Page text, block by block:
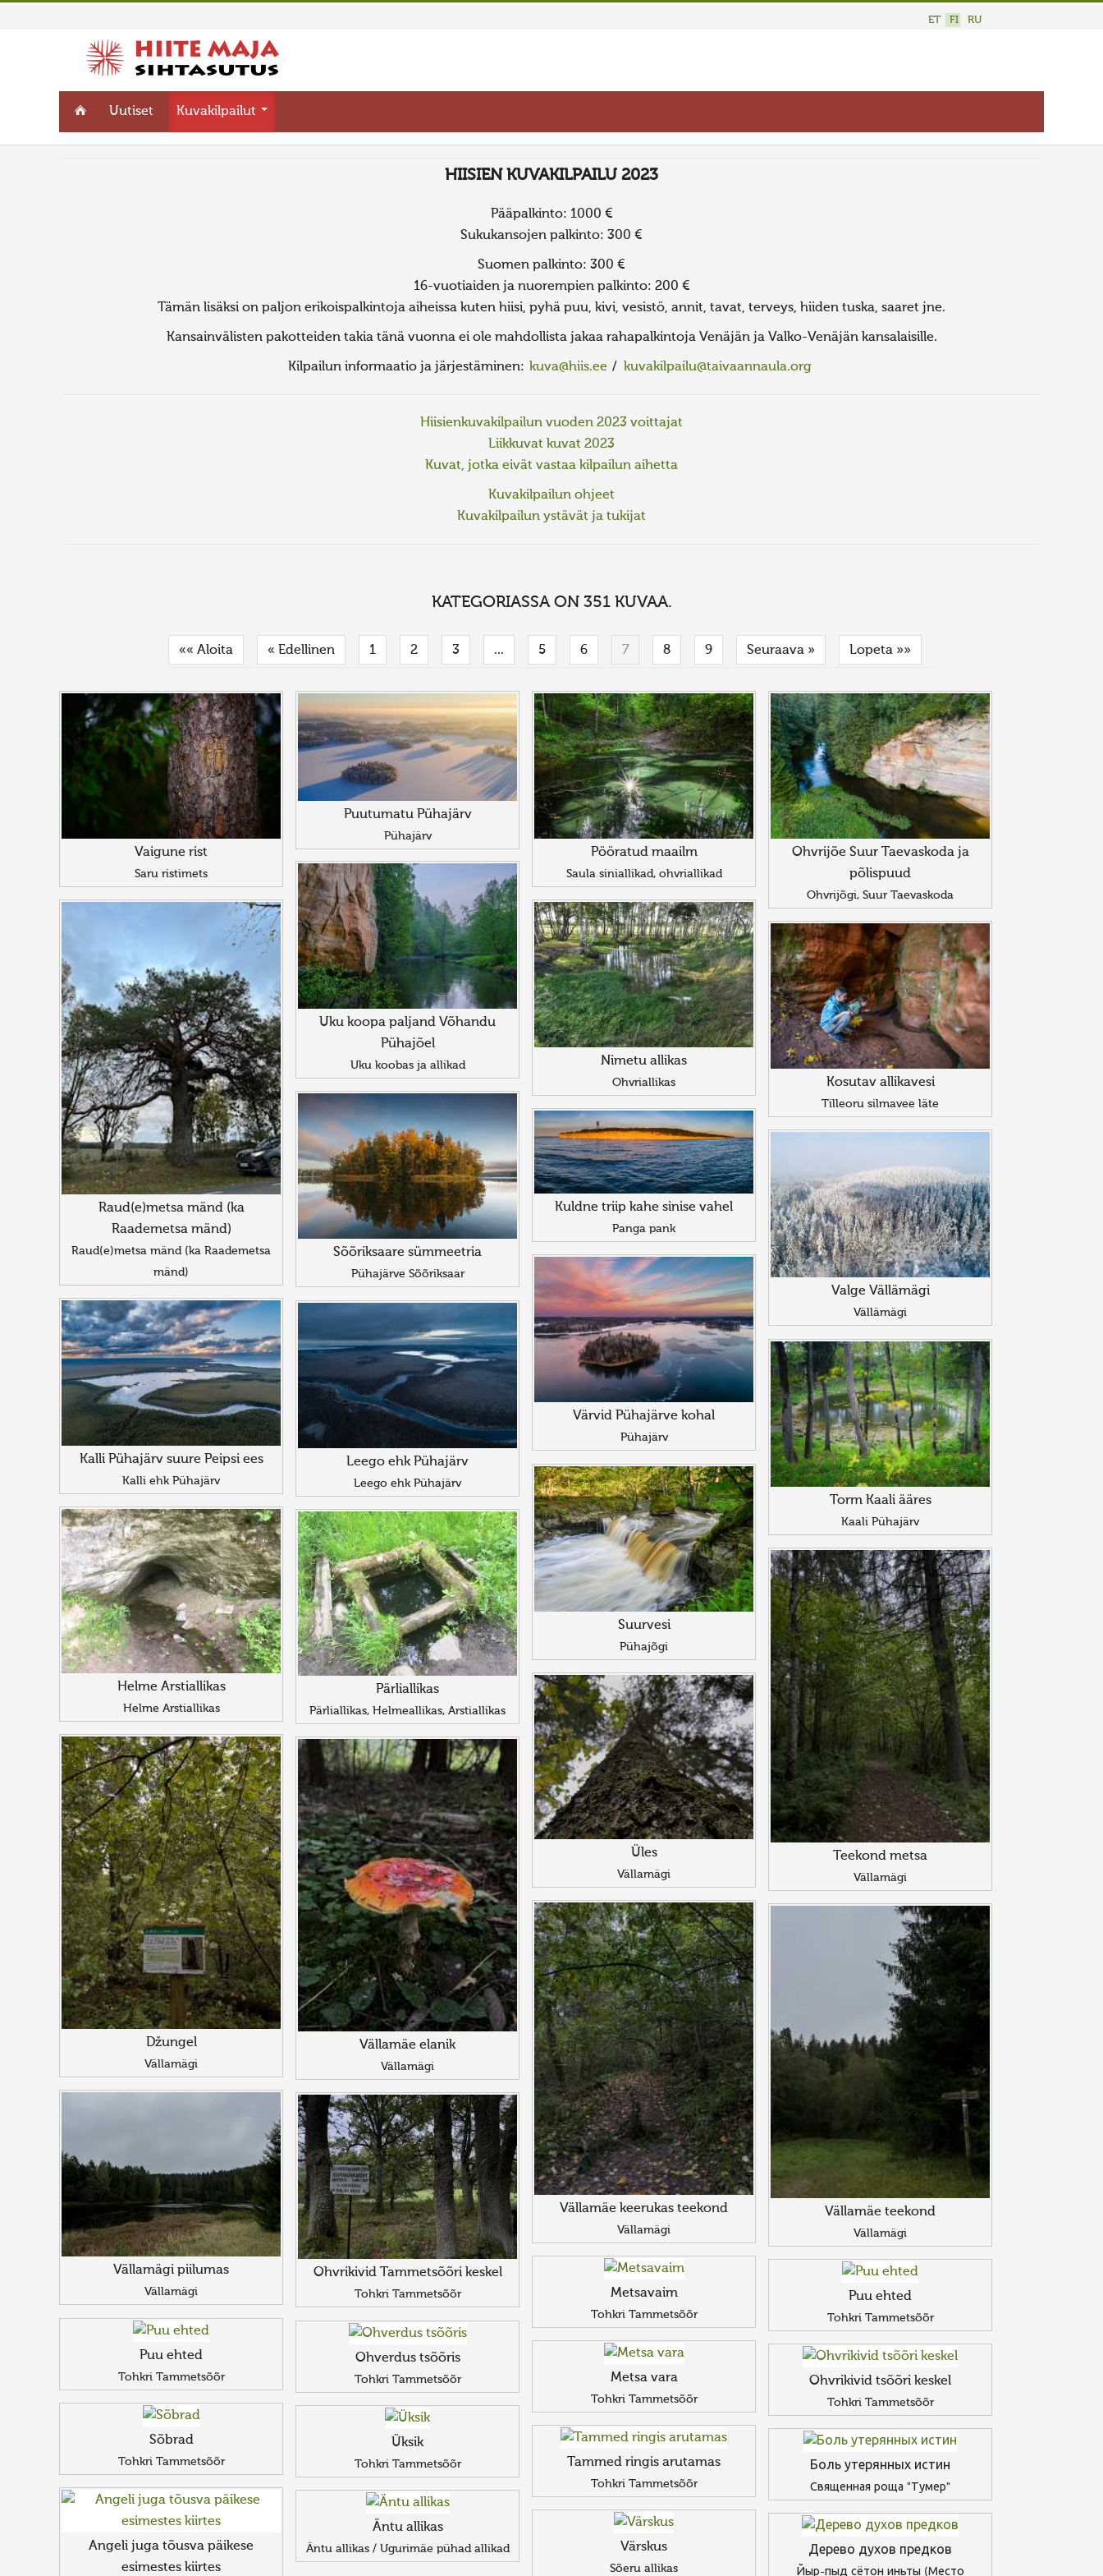
ET FI RU
Uutiset Kuvakilpailut
HIISIEN KUVAKILPAILU 2023
Pääpalkinto: 1000 €
Sukukansojen palkinto: 300 €
Suomen palkinto: 300 €
16-vuotiaiden ja nuorempien palkinto: 200 €
Tämän lisäksi on paljon erikoispalkintoja aiheissa kuten hiisi, pyhä puu, kivi, vesistö, annit, tavat, terveys, hiiden tuska, saaret jne.
Kansainvälisten pakotteiden takia tänä vuonna ei ole mahdollista jakaa rahapalkintoja Venäjän ja Valko-Venäjän kansalaisille.
Kilpailun informaatio ja järjestäminen: kuva@hiis.ee / kuvakilpailu@taivaannaula.org
Hiisienkuvakilpailun vuoden 2023 voittajat
Liikkuvat kuvat 2023
Kuvat, jotka eivät vastaa kilpailun aihetta
Kuvakilpailun ohjeet
Kuvakilpailun ystävät ja tukijat
KATEGORIASSA ON 351 KUVAA.
«« Aloita « Edellinen 1 2 3 ... 5 6 7 8 9 Seuraava » Lopeta »»
Vaigune rist
Saru ristimets
Puutumatu Pühajärv
Pühajärv
Pööratud maailm
Saula siniallikad, ohvriallikad
Ohvrijõe Suur Taevaskoda ja
põlispuud
Ohvrijõgi, Suur Taevaskoda
Uku koopa paljand Võhandu
Pühajõel
Uku koobas ja allikad
Raud(e)metsa mänd (ka
Raademetsa mänd)
Raud(e)metsa mänd (ka Raademetsa
mänd)
Nimetu allikas
Ohvriallikas Kosutav allikavesi
Tilleoru silmavee läte
Sõõriksaare sümmeetria
Pühajärve Sõõriksaar
Kuldne triip kahe sinise vahel
Panga pank
Valge Vällämägi
Vällämägi
Värvid Pühajärve kohal
Pühajärv
Kalli Pühajärv suure Peipsi ees
Kalli ehk Pühajärv
Leego ehk Pühajärv
Leego ehk Pühajärv
Torm Kaali ääres
Kaali Pühajärv
Suurvesi
Pühajõgi
Helme Arstiallikas
Helme Arstiallikas
Pärliallikas
Pärliallikas, Helmeallikas, Arstiallikas
Teekond metsa
Vällamägi
Üles
Vällamägi
Džungel
Vällamägi
Vällamäe elanik
Vällamägi
Vällamäe keerukas teekond
Vällamägi
Vällamäe teekond
Vällamägi
Vällamägi piilumas
Vällamägi
Ohvrikivid Tammetsõõri keskel
Tohkri Tammetsõõr Metsavaim
Tohkri Tammetsõõr
Puu ehted
Tohkri Tammetsõõr
Puu ehted
Tohkri Tammetsõõr
Ohverdus tsõõris
Tohkri Tammetsõõr Metsa vara
Tohkri Tammetsõõr
Ohvrikivid tsõõri keskel
Tohkri Tammetsõõr
Sõbrad
Tohkri Tammetsõõr
Üksik
Tohkri Tammetsõõr Tammed ringis arutamas
Tohkri Tammetsõõr
Боль утерянных истин
Священная роща "Тумер"
Angeli juga tõusva päikese
esimestes kiirtes
Äntu allikas
Äntu allikas / Ugurimäe pühad allikad Värskus
Sõeru allikas
Дерево духов предков
Йыр-пыд сётон иньты (Место